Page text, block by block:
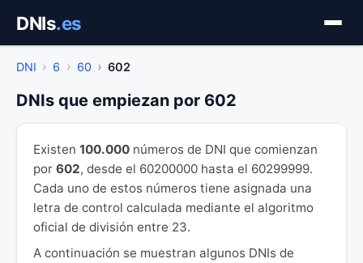
contenido
DNIs.es
DNI 6 60 602
DNIs que empiezan por 602
Existen 100.000 números de DNI que comienzan
por 602, desde el 60200000 hasta el 60299999.
Cada uno de estos números tiene asignada una
letra de control calculada mediante el algoritmo
oficial de división entre 23.
A continuación se muestran algunos DNIs de